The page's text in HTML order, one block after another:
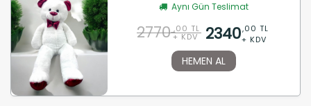
Aynı Gün Teslimat
2770 ,00 TL
+ KDV 2340,00 TL
+ KDV
HEMEN AL